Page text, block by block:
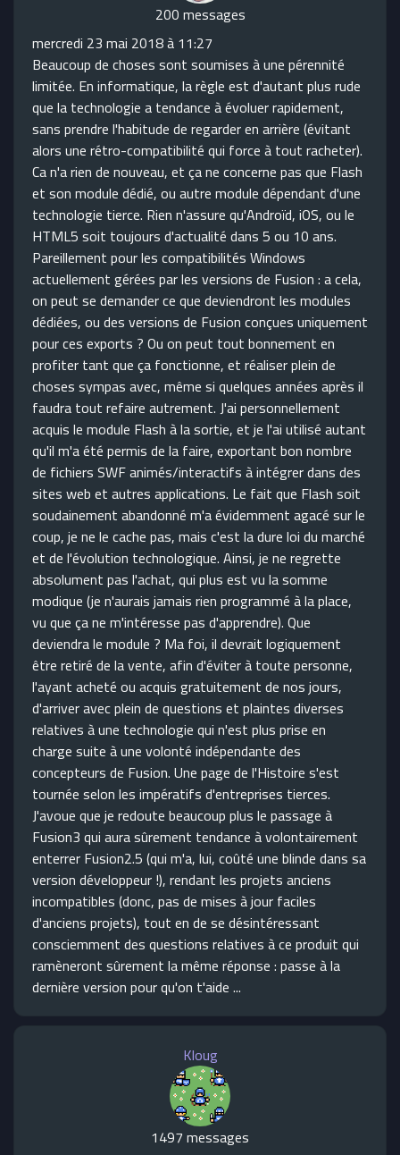
200 messages
mercredi 23 mai 2018 à 11:27
Beaucoup de choses sont soumises à une pérennité
limitée. En informatique, la règle est d'autant plus rude
que la technologie a tendance à évoluer rapidement,
sans prendre l'habitude de regarder en arrière (évitant
alors une rétro-compatibilité qui force à tout racheter).
Ca n'a rien de nouveau, et ça ne concerne pas que Flash
et son module dédié, ou autre module dépendant d'une
technologie tierce. Rien n'assure qu'Androïd, iOS, ou le
HTML5 soit toujours d'actualité dans 5 ou 10 ans.
Pareillement pour les compatibilités Windows
actuellement gérées par les versions de Fusion : a cela,
on peut se demander ce que deviendront les modules
dédiées, ou des versions de Fusion conçues uniquement
pour ces exports ? Ou on peut tout bonnement en
profiter tant que ça fonctionne, et réaliser plein de
choses sympas avec, même si quelques années après il
faudra tout refaire autrement. J'ai personnellement
acquis le module Flash à la sortie, et je l'ai utilisé autant
qu'il m'a été permis de la faire, exportant bon nombre
de fichiers SWF animés/interactifs à intégrer dans des
sites web et autres applications. Le fait que Flash soit
soudainement abandonné m'a évidemment agacé sur le
coup, je ne le cache pas, mais c'est la dure loi du marché
et de l'évolution technologique. Ainsi, je ne regrette
absolument pas l'achat, qui plus est vu la somme
modique (je n'aurais jamais rien programmé à la place,
vu que ça ne m'intéresse pas d'apprendre). Que
deviendra le module ? Ma foi, il devrait logiquement
être retiré de la vente, afin d'éviter à toute personne,
l'ayant acheté ou acquis gratuitement de nos jours,
d'arriver avec plein de questions et plaintes diverses
relatives à une technologie qui n'est plus prise en
charge suite à une volonté indépendante des
concepteurs de Fusion. Une page de l'Histoire s'est
tournée selon les impératifs d'entreprises tierces.
J'avoue que je redoute beaucoup plus le passage à
Fusion3 qui aura sûrement tendance à volontairement
enterrer Fusion2.5 (qui m'a, lui, coûté une blinde dans sa
version développeur !), rendant les projets anciens
incompatibles (donc, pas de mises à jour faciles
d'anciens projets), tout en de se désintéressant
consciemment des questions relatives à ce produit qui
ramèneront sûrement la même réponse : passe à la
dernière version pour qu'on t'aide ...
Kloug
1497 messages